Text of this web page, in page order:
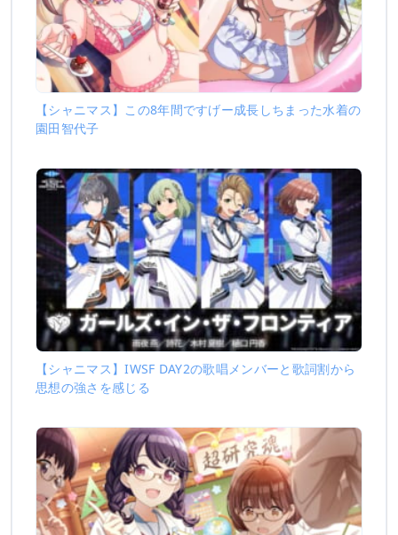
【シャニマス】この8年間ですげー成長しちまった水着の
園田智代子
【シャニマス】IWSF DAY2の歌唱メンバーと歌詞割から
思想の強さを感じる